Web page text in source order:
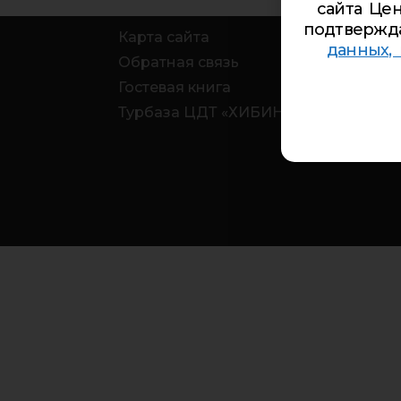
Карта сайта
Обратная связь
Гостевая книга
Турбаза ЦДТ «ХИБИНЫ»
сайта